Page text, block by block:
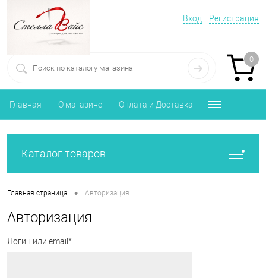
Вход Регистрация
0
Главная О магазине Оплата и Доставка
Каталог товаров
Главная страница • Авторизация
Авторизация
Логин или email*